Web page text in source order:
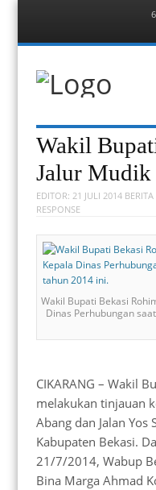
Menu
to
Berita
Menu
Skip
to
content
Wakil
Jalur Mudik
EDITOR: 21 JULI 2014
RESPONSE
Wakil Bupati Bekasi
Dinas Perhubungan
CIKARANG – Wakil
melakukan tinjauan
Abang dan Jalan Yos
Kabupaten Bekasi.
21/7/2014, Wabup
Bina Marga Ahmad